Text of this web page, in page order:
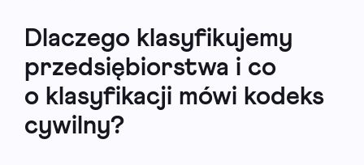
Dlaczego klasyfikujemy
przedsiębiorstwa i co
o klasyfikacji mówi kodeks
cywilny?